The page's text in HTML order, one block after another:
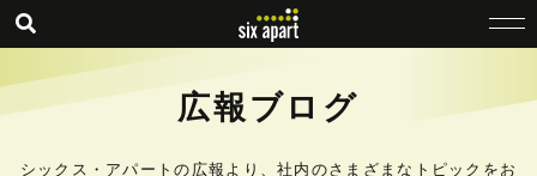
広報ブログ
シックス・アパートの広報より、社内のさまざまなトピックをお